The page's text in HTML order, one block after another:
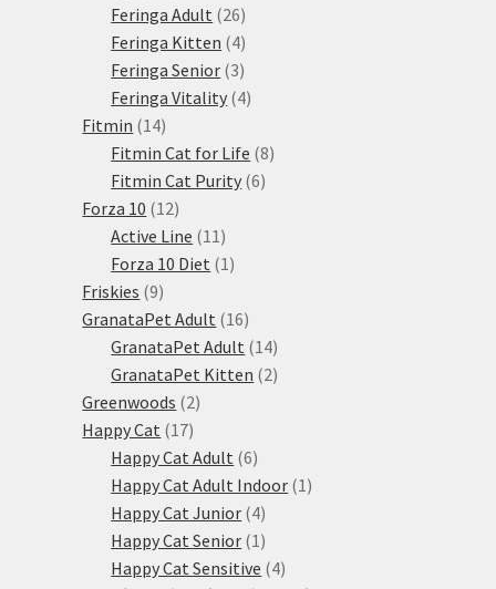
produktů
Feringa Adult 2626
produktů
Feringa Kitten 44
produkty
Feringa Senior 33
produkty
Feringa Vitality 44
Fitmin 1414
produktů
Fitmin Cat for Life 88
Fitmin Cat Purity 66
Forza 10 1212
produktů
Active Line 11 11
produktů
Forza 10 Diet 1 1
Friskies 99
produktů
GranataPet Adult 1616
produktů
GranataPet Adult 1414
produktů
GranataPet Kitten 22
Greenwoods 22
Happy Cat 1717
produktů
Happy Cat Adult 66
produktů
Happy Cat Adult Indoor 1 1
Happy Cat Junior 44
produkty
Happy Cat Senior 1 1
produkt
Happy Cat Sensitive 44